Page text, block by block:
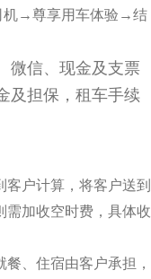
机→尊享用车体验→结
微信、现金及支票
及担保，租车手续
客户计算，将客户送到
需加收空时费，具体收
餐、住宿由客户承担，